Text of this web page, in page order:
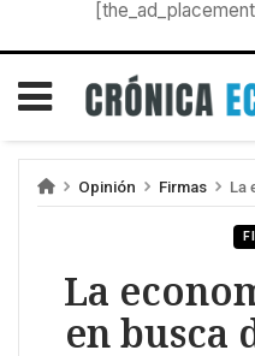
Opinión Firmas La
La
en busca